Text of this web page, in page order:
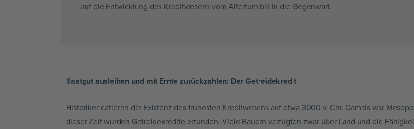
auf die Entwicklung des Kreditwesens vom Altertum bis in die Gegenwart.
Saatgut ausleihen und mit Ernte zurückzahlen: Der Getreidekredit
Historiker datieren die Existenz des frühesten Kreditwesens auf etwa 3000 v. Chr. Damals war
dieser Zeit wurden Getreidekredite erfunden. Viele Bauern verfügten zwar über Land und die